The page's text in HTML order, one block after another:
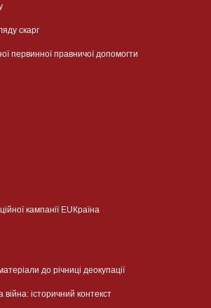
скарг
первинної правничої допомогти
кампанії EUКраїна
до річниці деокупації
війна: історичний контекст